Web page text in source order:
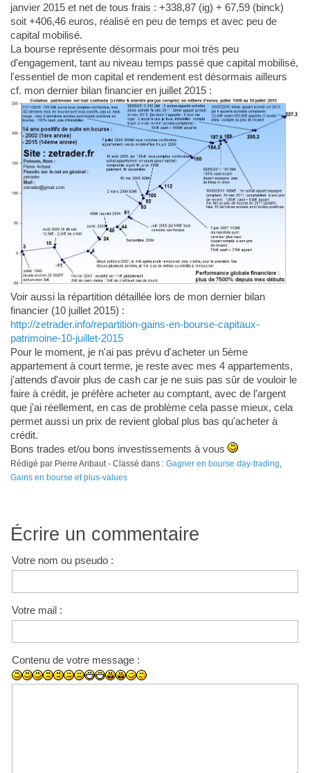
janvier 2015 et net de tous frais : +338,87 (ig) + 67,59 (binck)
soit +406,46 euros, réalisé en peu de temps et avec peu de
capital mobilisé.
La bourse représente désormais pour moi très peu
d'engagement, tant au niveau temps passé que capital mobilisé,
l'essentiel de mon capital et rendement est désormais ailleurs
cf. mon dernier bilan financier en juillet 2015 :
Voir aussi la répartition détaillée lors de mon dernier bilan
financier (10 juillet 2015) :
http://zetrader.info/repartition-gains-en-bourse-capitaux-
patrimoine-10-juillet-2015
Pour le moment, je n'ai pas prévu d'acheter un 5ème
appartement à court terme, je reste avec mes 4 appartements,
j'attends d'avoir plus de cash car je ne suis pas sûr de vouloir le
faire à crédit, je préfère acheter au comptant, avec de l'argent
que j'ai réellement, en cas de problème cela passe mieux, cela
permet aussi un prix de revient global plus bas qu'acheter à
crédit.
Bons trades et/ou bons investissements à vous
Rédigé par Pierre Aribaut - Classé dans : Gagner en bourse day-trading,
Gains en bourse et plus-values
Écrire un commentaire
Votre nom ou pseudo :
Votre mail :
Contenu de votre message :